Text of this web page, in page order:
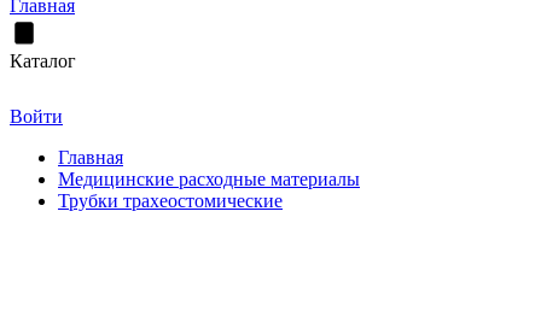
Главная
Каталог
Войти
Главная
Медицинские расходные материалы
Трубки трахеостомические